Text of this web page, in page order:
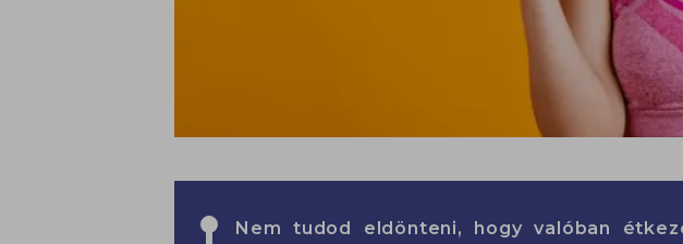
Nem tudod eldönteni, hogy valóban